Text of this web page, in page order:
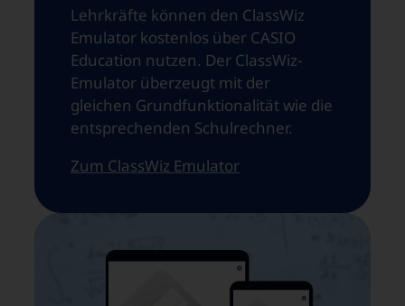
Lehrkräfte können den ClassWiz
Emulator kostenlos über CASIO
Education nutzen. Der ClassWiz-
Emulator überzeugt mit der
gleichen Grundfunktionalität wie die
entsprechenden Schulrechner.
Zum ClassWiz Emulator